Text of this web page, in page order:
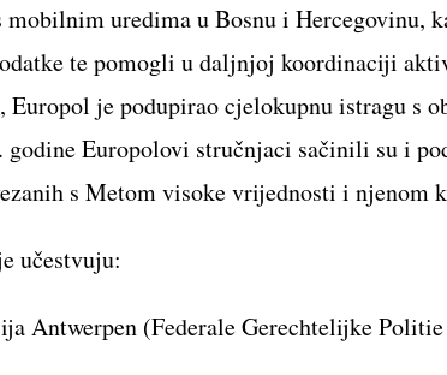
mobilnim uredima u Bosnu i Hercegovinu,
te pomogli u daljnjoj koordinaciji
Europol je podupirao cjelokupnu istragu s
godine Europolovi stručnjaci sačinili su i
s Metom visoke vrijednosti i njenom
učestvuju:
Antwerpen (Federale Gerechtelijke